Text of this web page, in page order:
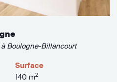
Boulogne-Billancourt
Surface
140 m2